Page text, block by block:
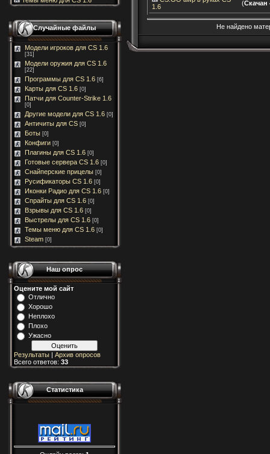
Случайные файлы
Модели игроков для CS 1.6
[31]
Модели оружия для CS 1.6
[22]
Программы для CS 1.6 [6]
Карты для CS 1.6 [0]
Патчи для Counter-Strike 1.6
[0]
Другие модели для CS 1.6 [0]
Античиты для CS [0]
Боты [0]
Конфиги [0]
Плагины для CS 1.6 [0]
Готовые сервера CS 1.6 [0]
Снайперские прицелы [0]
Русификаторы CS 1.6 [0]
Иконки Радио для CS 1.6 [0]
Спрайты для CS 1.6 [0]
Взрывы для CS 1.6 [0]
Выстрелы для CS 1.6 [0]
Темы меню для CS 1.6 [0]
Steam [0]
Наш опрос
Оцените мой сайт
Отлично
Хорошо
Неплохо
Плохо
Ужасно
Результаты | Архив опросов
Всего ответов: 33
Статистика
1.6
(Скачан
Не найдено